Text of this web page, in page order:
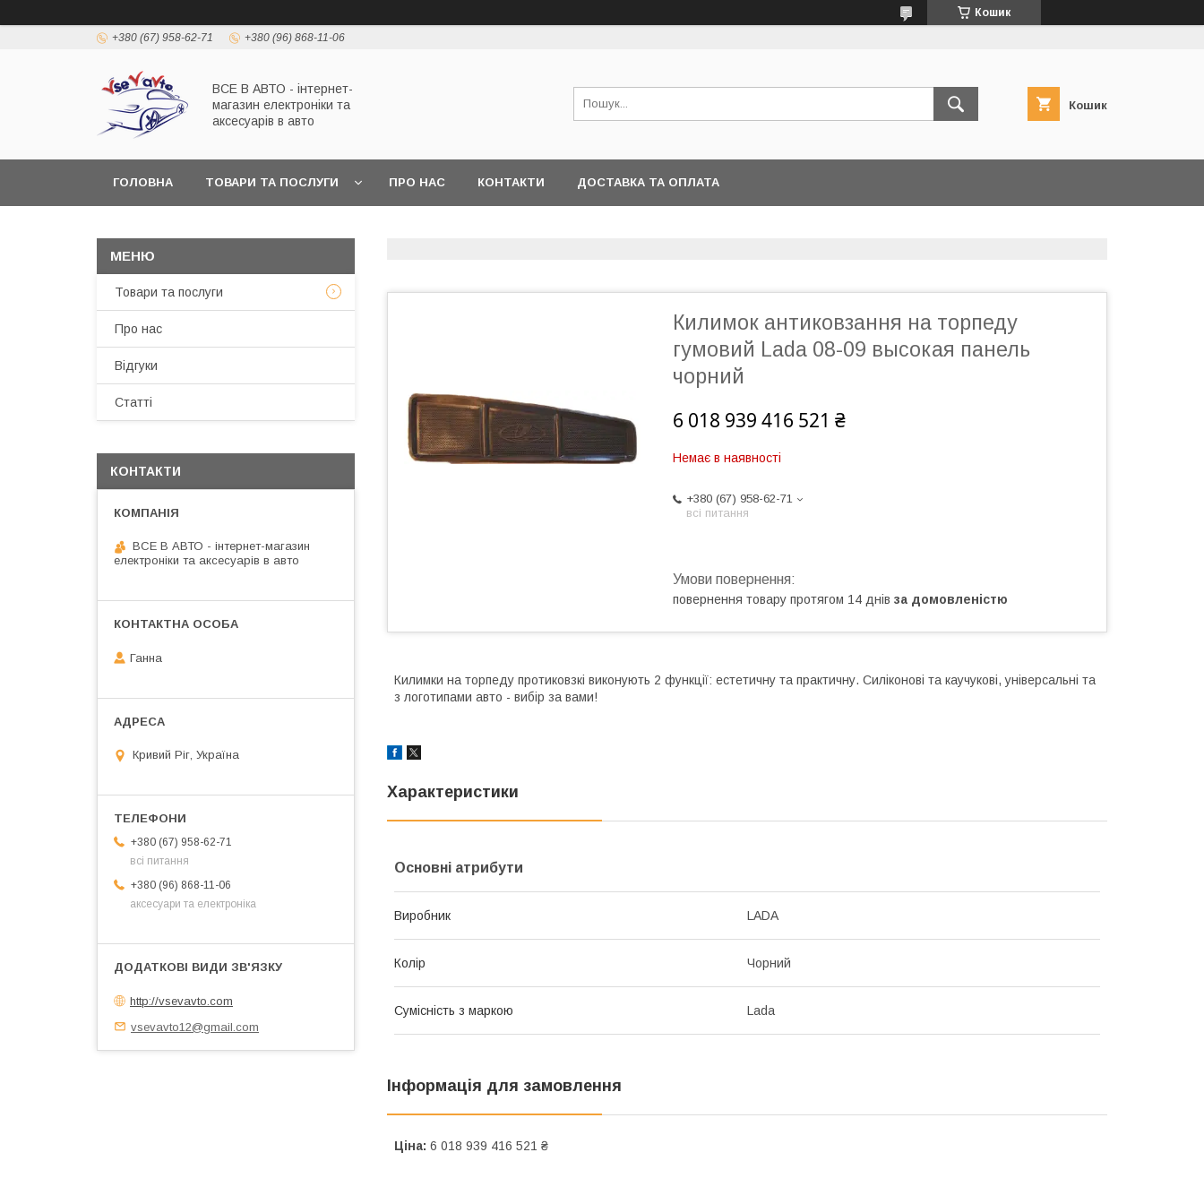
Кошик
+380 (67) 958-62-71 +380 (96) 868-11-06
ВСЕ В АВТО - інтернет-
магазин електроніки та
аксесуарів в авто
Кошик
ГОЛОВНА ТОВАРИ ТА ПОСЛУГИ ПРО НАС КОНТАКТИ ДОСТАВКА ТА ОПЛАТА
Килимок антиковзання на торпеду
гумовий Lada 08-09 высокая панель
чорний
6 018 939 416 521 ₴
Немає в наявності
+380 (67) 958-62-71
всі питання
повернення товару протягом 14 днів за домовленістю
Килимки на торпеду протиковзкі виконують 2 функції: естетичну та практичну. Силіконові та каучукові, універсальні та
з логотипами авто - вибір за вами!
Характеристики
Основні атрибути
Виробник LADA
Колір Чорний
Сумісність з маркою Lada
Інформація для замовлення
Ціна: 6 018 939 416 521 ₴
Товари та послуги
Про нас
Відгуки
Статті
КОНТАКТИ
ВСЕ В АВТО - інтернет-магазин
електроніки та аксесуарів в авто
Ганна
Кривий Ріг, Україна
+380 (67) 958-62-71
всі питання
+380 (96) 868-11-06
аксесуари та електроніка
http://vsevavto.com
vsevavto12@gmail.com